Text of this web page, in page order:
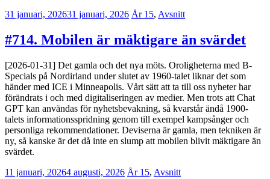
31 januari, 202631 januari, 2026 Erik
År 15, Avsnitt
#714. Mobilen är mäktigare än svärdet
[2026-01-31] Det gamla och det nya möts. Oroligheterna med B-
Specials på Nordirland under slutet av 1960-talet liknar det som
händer med ICE i Minneapolis. Vårt sätt att ta till oss nyheter har
förändrats i och med digitaliseringen av medier. Men trots att Chat
GPT kan användas för nyhetsbevakning, så kvarstår ändå 1900-
talets informationsspridning genom till exempel kampsånger och
personliga rekommendationer. Deviserna är gamla, men tekniken är
ny, så kanske är det då inte en slump att mobilen blivit mäktigare än
svärdet.
11 januari, 20264 augusti, 2026 Jesper
År 15, Avsnitt